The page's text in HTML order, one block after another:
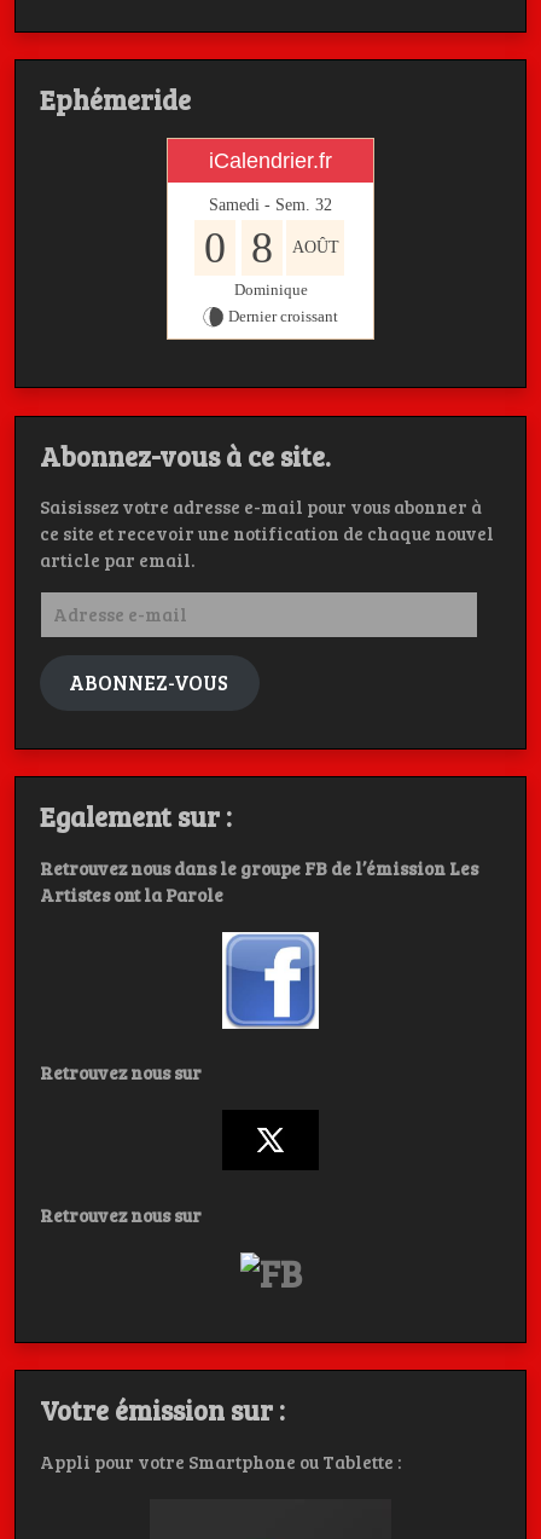
Ephémeride
iCalendrier.fr
Samedi - Sem. 32
0 8 AOÛT
Dominique
Dernier croissant
Abonnez-vous à ce site.
Saisissez votre adresse e-mail pour vous abonner à
ce site et recevoir une notification de chaque nouvel
article par email.
Adresse
mail
ABONNEZ-VOUS
Egalement sur :
Retrouvez nous dans le groupe FB de l’émission Les
Artistes ont la Parole
Retrouvez nous sur
Retrouvez nous sur
Votre émission sur :
Appli pour votre Smartphone ou Tablette :